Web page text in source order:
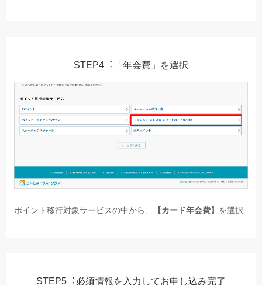
STEP4︓「年会費」を選択
ポイント移⾏対象サービスの中から、 【カード年会費】 を選択
STEP5︓必須情報を⼊⼒してお申し込み完了